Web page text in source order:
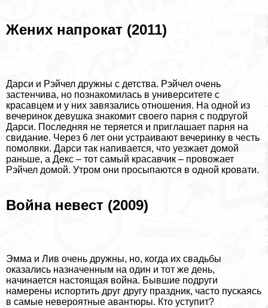
Жених напрокат (2011)
Дарси и Рэйчел дружны с детства. Рэйчел очень
застенчива, но познакомилась в университете с
красавцем и у них завязались отношения. На одной из
вечеринок дeвyшка знакомит своего парня с подругой
Дарси. Последняя не теряется и приглашает парня на
свидание. Через 6 лет они устраивают вечеринку в честь
помолвки. Дарси так напивается, что уезжает домой
раньше, а Декс – тот самый красавчик – провожает
Рэйчел домой. Утром они просыпаются в одной кровати.
Война невест (2009)
Эмма и Лив очень дружны, но, когда их свадьбы
оказались назначенным на один и тот же день,
начинается настоящая война. Бывшие подруги
намерены испортить друг другу праздник, часто пускаясь
в самые невероятные авантюры. Кто уступит?